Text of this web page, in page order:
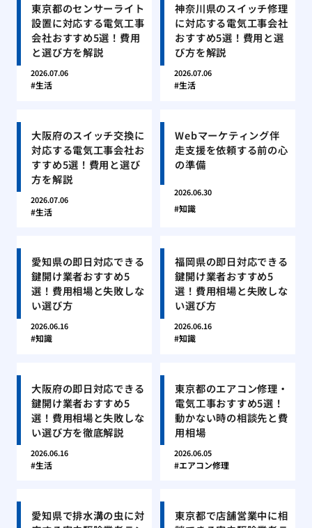
東京都のセンサーライト
設置に対応する電気工事
会社おすすめ5選！費用
と選び方を解説
2026.07.06
生活
神奈川県のスイッチ修理
に対応する電気工事会社
おすすめ5選！費用と選
び方を解説
2026.07.06
生活
大阪府のスイッチ交換に
対応する電気工事会社お
すすめ5選！費用と選び
方を解説
2026.07.06
生活
Webマーケティング伴
走支援を依頼する前の心
の準備
2026.06.30
知識
愛知県の即日対応できる
鍵開け業者おすすめ5
選！費用相場と失敗しな
い選び方
2026.06.16
知識
福岡県の即日対応できる
鍵開け業者おすすめ5
選！費用相場と失敗しな
い選び方
2026.06.16
知識
大阪府の即日対応できる
鍵開け業者おすすめ5
選！費用相場と失敗しな
い選び方を徹底解説
2026.06.16
生活
東京都のエアコン修理・
電気工事おすすめ5選！
動かない時の相談先と費
用相場
2026.06.05
エアコン修理
愛知県で排水溝の虫に対
東京都で店舗営業中に相